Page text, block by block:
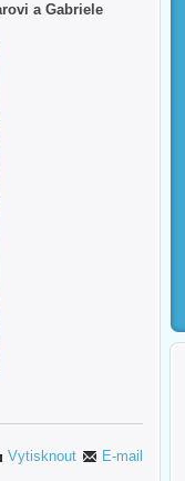
a Gabriele
E-mail
Vytisknout